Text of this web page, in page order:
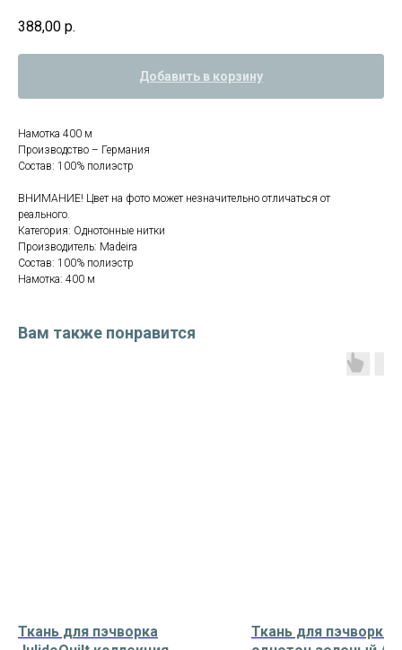
388,00 р.
Добавить в корзину
Намотка 400 м
Производство – Германия
Состав: 100% полиэстр
ВНИМАНИЕ! Цвет на фото может незначительно отличаться от
реального.
Категория: Однотонные нитки
Производитель: Madeira
Состав: 100% полиэстр
Намотка: 400 м
Вам также понравится
Ткань для пэчворка
Ткань для пэчворка